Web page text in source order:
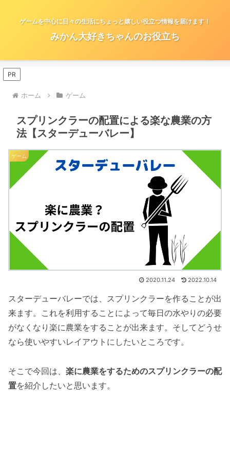
ゲームを中心に日々の生活にちょっと嬉しい役立つ情報を届けます！
みかん大好きちゃんのお役立ち
PR
ホーム ゲーム
スプリンクラーの配置による楽な農業の方
法【スターデューバレー】
ゲーム
2020.11.24 2022.10.14
スターデューバレーでは、スプリンクラーを作ることが出
来ます。これを利用することによって毎日の水やりの必要
がなくなり楽に農業をすることが出来ます。そしてどうせ
なら使いやすいレイアウトにしたいところです。
そこで今回は、 楽に農業をするためのスプリンクラーの配
置を紹介したいと思います。